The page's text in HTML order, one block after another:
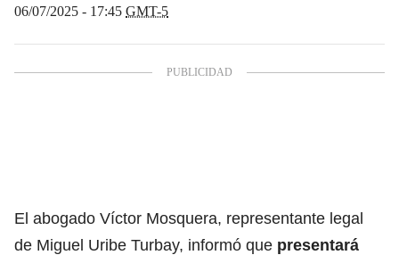
06/07/2025 - 17:45 GMT-5
El abogado Víctor Mosquera, representante legal
de Miguel Uribe Turbay, informó que presentará